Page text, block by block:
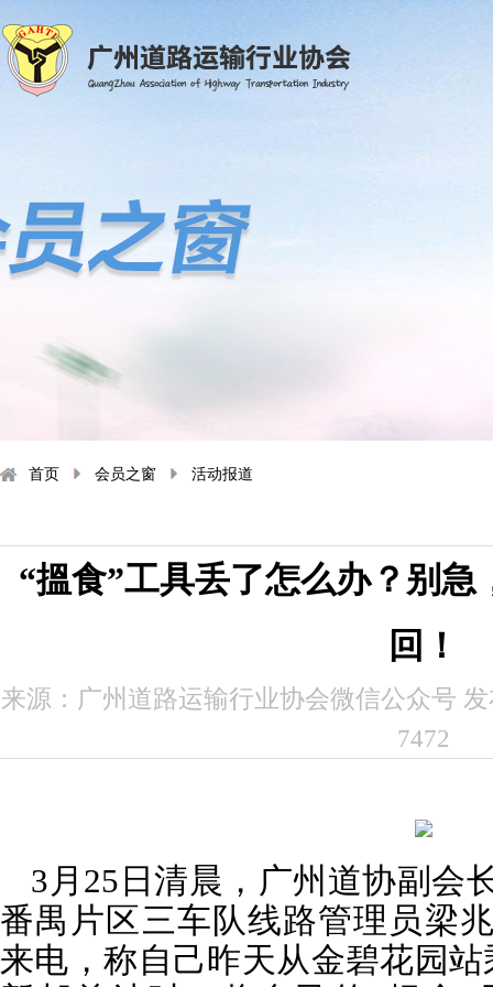
首页 会员之窗 活动报道
“搵食”工具丢了怎么办？别
回！
来源：广州道路运输行业协会微信公众号
7472
3月25日清晨，广州道协副会
番禺片区三车队线路管理员梁
来电，称自己昨天从金碧花园